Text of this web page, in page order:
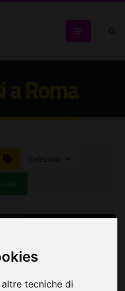
tecniche di